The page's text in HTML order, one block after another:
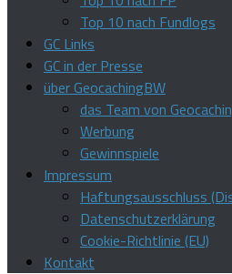
Top 10 nach Fundlogs
GC Links
GC in der Presse
über GeocachingBW
das Team von
Werbung
Gewinnspiele
Impressum
Haftungsausschluss
Datenschutzerklärung
Cookie-Richtlinie (EU)
Kontakt